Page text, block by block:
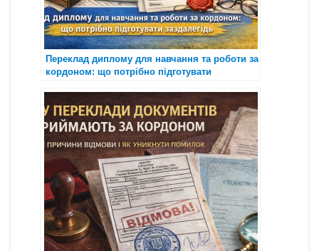
Переклад диплому для навчання та роботи за
кордоном: що потрібно підготувати